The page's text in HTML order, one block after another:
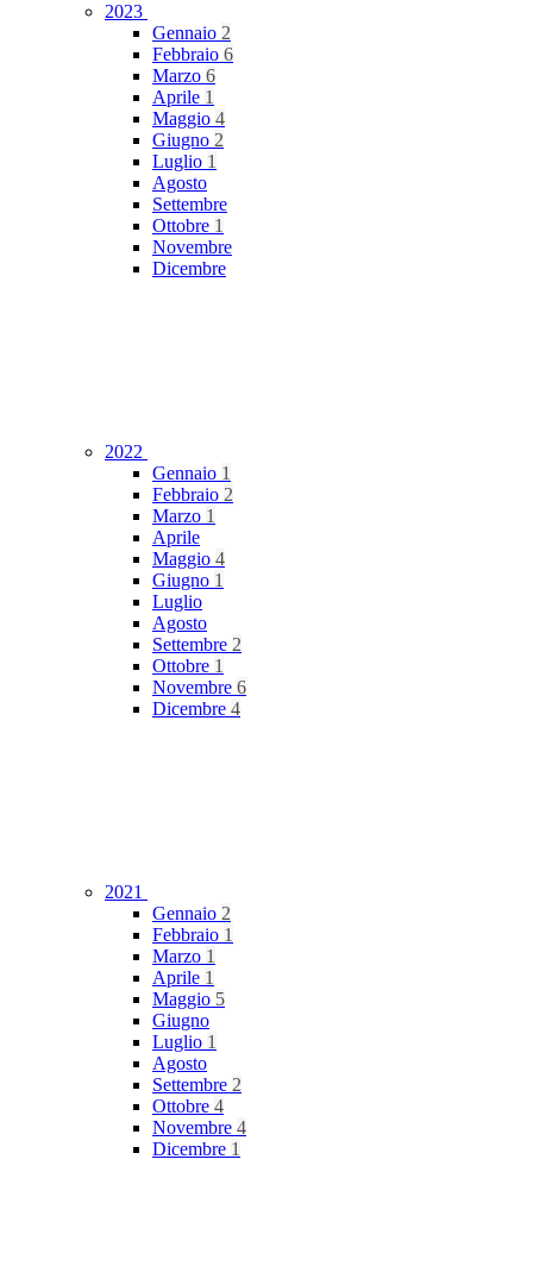
2023
Gennaio 2
Febbraio 6
Marzo 6
Aprile 1
Maggio 4
Giugno 2
Luglio 1
Agosto
Settembre
Ottobre 1
Novembre
Dicembre
2022
Gennaio 1
Febbraio 2
Marzo 1
Aprile
Maggio 4
Giugno 1
Luglio
Agosto
Settembre 2
Ottobre 1
Novembre 6
Dicembre 4
2021
Gennaio 2
Febbraio 1
Marzo 1
Aprile 1
Maggio 5
Giugno
Luglio 1
Agosto
Settembre 2
Ottobre 4
Novembre 4
Dicembre 1